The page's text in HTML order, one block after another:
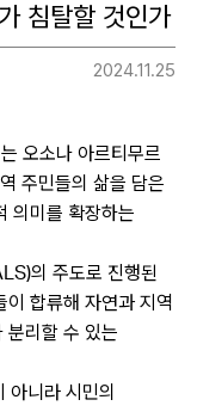
침탈할 것인가
2024.11.25
오소나 아르티무르
주민들의 삶을 담은
의미를 확장하는
의 주도로 진행된
이 합류해 자연과 지역
분리할 수 있는
아니라 시민의